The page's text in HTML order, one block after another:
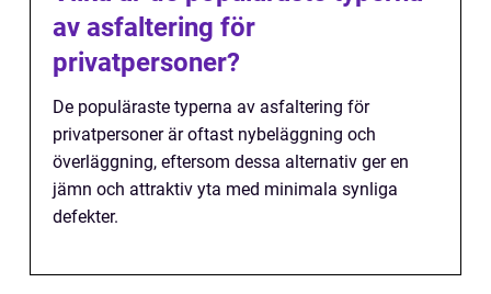
av asfaltering för
privatpersoner?
De populäraste typerna av asfaltering för
privatpersoner är oftast nybeläggning och
överläggning, eftersom dessa alternativ ger en
jämn och attraktiv yta med minimala synliga
defekter.